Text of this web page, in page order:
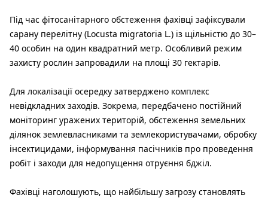
Під час фітосанітарного обстеження фахівці зафіксували
сарану перелітну (Locusta migratoria L.) із щільністю до 30–
40 особин на один квадратний метр. Особливий режим
захисту рослин запровадили на площі 30 гектарів.
Для локалізації осередку затверджено комплекс
невідкладних заходів. Зокрема, передбачено постійний
моніторинг уражених територій, обстеження земельних
ділянок землевласниками та землекористувачами, обробку
інсектицидами, інформування пасічників про проведення
робіт і заходи для недопущення отруєння бджіл.
Фахівці наголошують, що найбільшу загрозу становлять